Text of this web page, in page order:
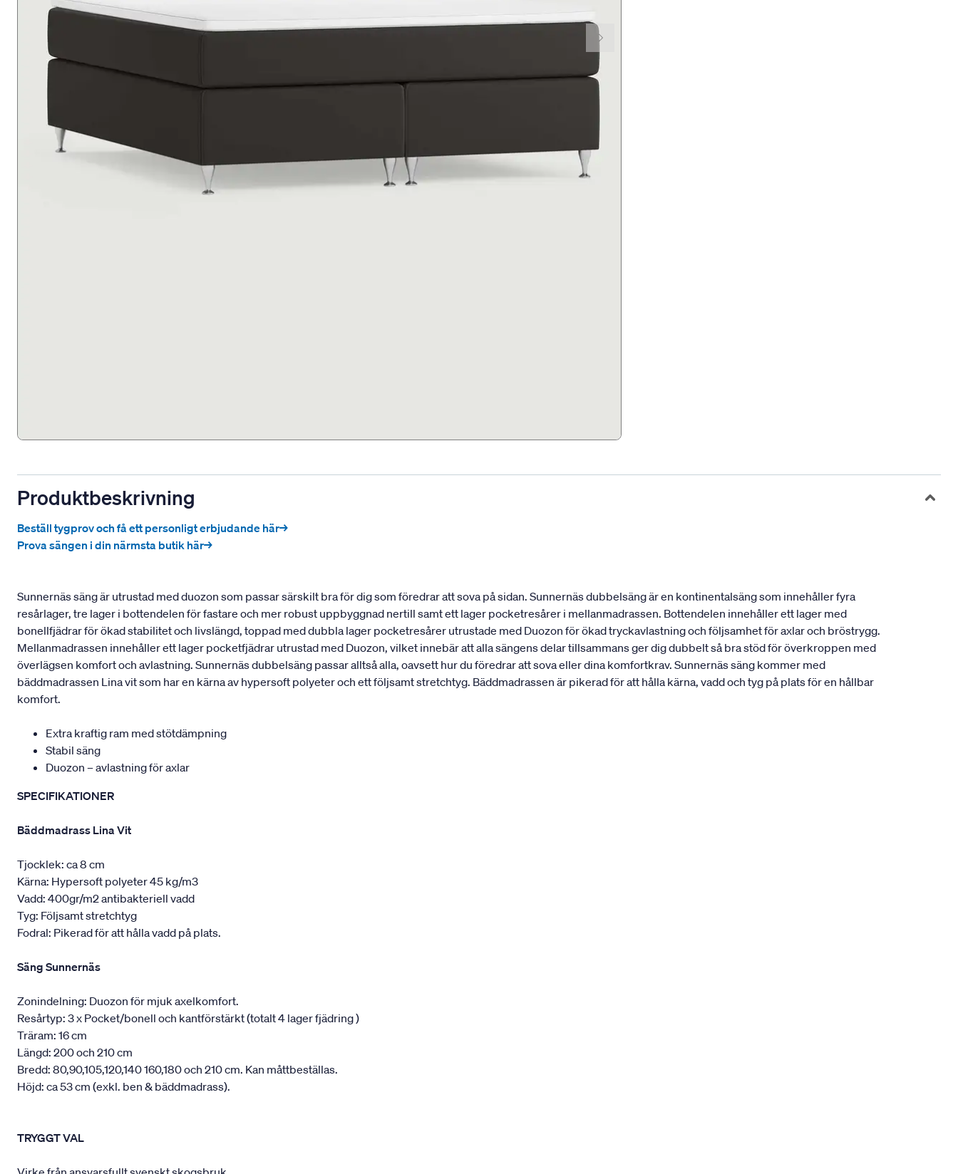
Produktbeskrivning
Beställ tygprov och få ett personligt erbjudande här→
Prova sängen i din närmsta butik här→
Sunnernäs säng är utrustad med duozon som passar särskilt bra för dig som föredrar att sova på sidan. Sunnernäs dubbelsäng är en kontinentalsäng som innehåller fyra
resårlager, tre lager i bottendelen för fastare och mer robust uppbyggnad nertill samt ett lager pocketresårer i mellanmadrassen. Bottendelen innehåller ett lager med
bonellfjädrar för ökad stabilitet och livslängd, toppad med dubbla lager pocketresårer utrustade med Duozon för ökad tryckavlastning och följsamhet för axlar och bröstrygg.
Mellanmadrassen innehåller ett lager pocketfjädrar utrustad med Duozon, vilket innebär att alla sängens delar tillsammans ger dig dubbelt så bra stöd för överkroppen med
överlägsen komfort och avlastning. Sunnernäs dubbelsäng passar alltså alla, oavsett hur du föredrar att sova eller dina komfortkrav. Sunnernäs säng kommer med
bäddmadrassen Lina vit som har en kärna av hypersoft polyeter och ett följsamt stretchtyg. Bäddmadrassen är pikerad för att hålla kärna, vadd och tyg på plats för en hållbar
komfort.
Extra kraftig ram med stötdämpning
Stabil säng
Duozon – avlastning för axlar
SPECIFIKATIONER
Bäddmadrass Lina Vit
Tjocklek: ca 8 cm
Kärna: Hypersoft polyeter 45 kg/m3
Vadd: 400gr/m2 antibakteriell vadd
Tyg: Följsamt stretchtyg
Fodral: Pikerad för att hålla vadd på plats.
Säng Sunnernäs
Zonindelning: Duozon för mjuk axelkomfort.
Resårtyp: 3 x Pocket/bonell och kantförstärkt (totalt 4 lager fjädring )
Träram: 16 cm
Längd: 200 och 210 cm
Bredd: 80,90,105,120,140 160,180 och 210 cm. Kan måttbeställas.
Höjd: ca 53 cm (exkl. ben & bäddmadrass).
TRYGGT VAL